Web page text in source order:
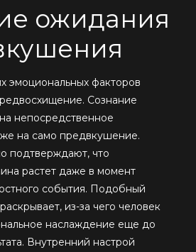
ожидания
факторов
Сознание
непосредственное
на само предвкушение.
подтверждают, что
растет даже в момент
события. Подобный
из-за чего человек
наслаждение еще до
Внутренний настрой